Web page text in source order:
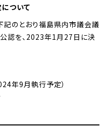
ついて
記のとおり福島県内市議会議
認を、2023年1月27日に決
年9月執行予定）